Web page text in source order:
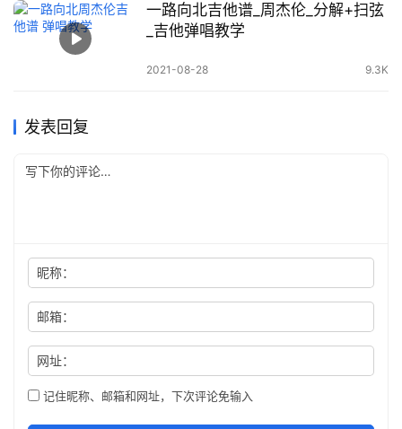
一路向北吉他谱_周杰伦_分解+扫弦
_吉他弹唱教学
2021-08-28 9.3K
发表回复
昵称：
邮箱：
网址：
记住昵称、邮箱和网址，下次评论免输入